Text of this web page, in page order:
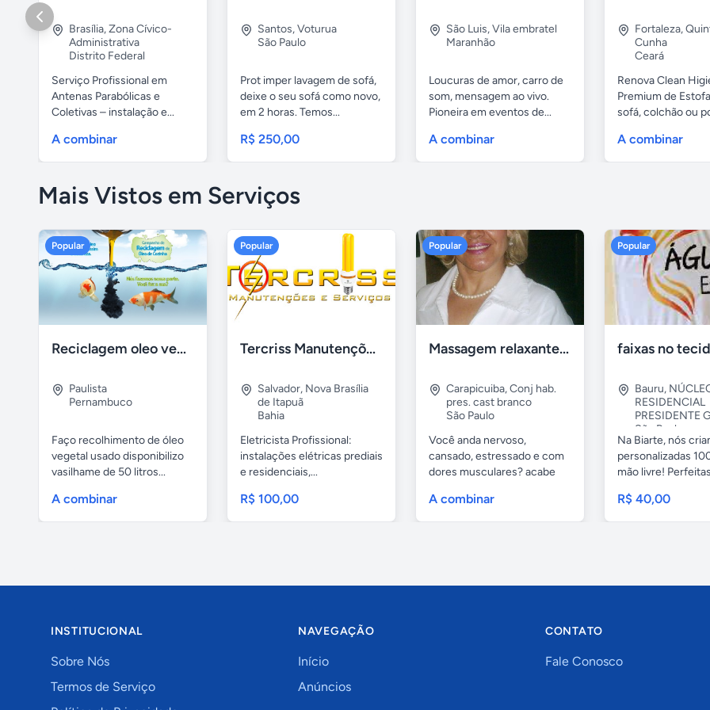
Brasília,Zona Cívico-
Administrativa
Distrito Federal
Serviço Profissional em
Antenas Parabólicas e
Coletivas – instalação e...
A combinar
Santos,Voturua
São Paulo
Prot imper lavagem de sofá,
deixe o seu sofá como novo,
em 2 horas. Temos...
R$ 250,00
São Luis,Vila embratel
Maranhão
Loucuras de amor, carro de
som, mensagem ao vivo.
Pioneira em eventos de...
A combinar
Fortaleza,
Cunha
Ceará
Renova Clean
Premium de
sofá, colchão ou
A combinar
Mais Vistos em Serviços
Popular
Reciclagem oleo vegetal
Paulista
Pernambuco
Faço recolhimento de óleo
vegetal usado disponibilizo
vasilhame de 50 litros...
A combinar
Popular
Tercriss Manutenções e Serviços
Salvador, Nova Brasília
de Itapuã
Bahia
Eletricista Profissional:
instalações elétricas prediais
e residenciais,...
R$ 100,00
Popular
Massagem relaxante- terapeutica e depilação
Carapicuiba,Conj hab.
pres. cast branco
São Paulo
Você anda nervoso,
cansado, estressado e com
dores musculares? acabe
A combinar
Popular
Bauru,
RESIDENCIAL
PRESIDENTE
São Paulo
Na Biarte, nós
personalizadas
mão livre!
R$ 40,00
INSTITUCIONAL
Sobre Nós
Termos de Serviço
NAVEGAÇÃO
Início
Anúncios
CONTATO
Fale Conosco